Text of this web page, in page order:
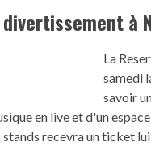
à
La
samedi
savoir
en live et d'un
recevra un ticket